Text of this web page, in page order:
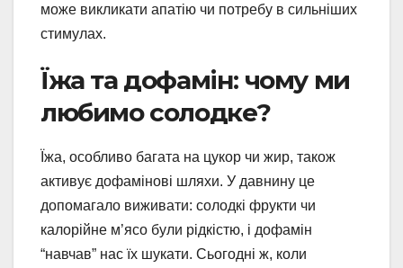
може викликати апатію чи потребу в сильніших
стимулах.
Їжа та дофамін: чому ми
любимо солодке?
Їжа, особливо багата на цукор чи жир, також
активує дофамінові шляхи. У давнину це
допомагало виживати: солодкі фрукти чи
калорійне м’ясо були рідкістю, і дофамін
“навчав” нас їх шукати. Сьогодні ж, коли